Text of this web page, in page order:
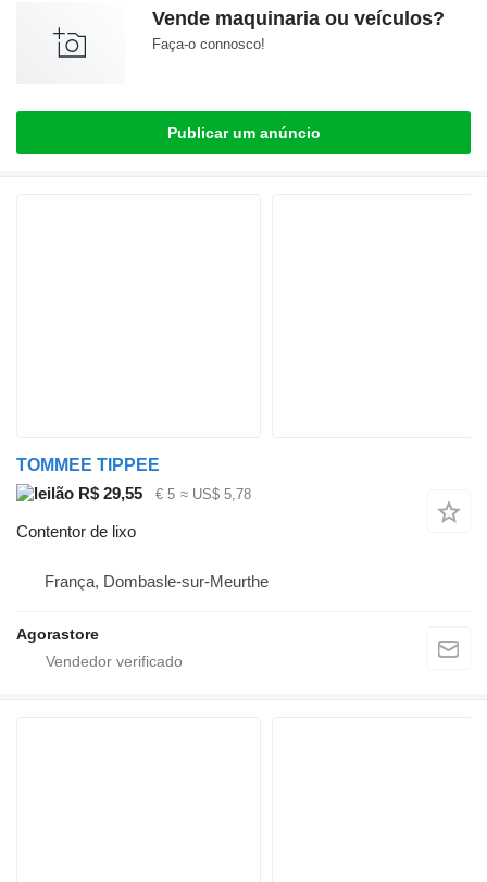
Vende maquinaria ou veículos?
Faça-o connosco!
Publicar um anúncio
TOMMEE TIPPEE
R$ 29,55
€ 5 ≈ US$ 5,78
Contentor de lixo
França, Dombasle-sur-Meurthe
Agorastore